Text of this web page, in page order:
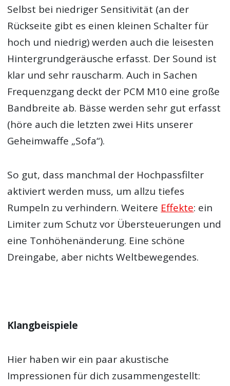
Selbst bei niedriger Sensitivität (an der
Rückseite gibt es einen kleinen Schalter für
hoch und niedrig) werden auch die leisesten
Hintergrundgeräusche erfasst. Der Sound ist
klar und sehr rauscharm. Auch in Sachen
Frequenzgang deckt der PCM M10 eine große
Bandbreite ab. Bässe werden sehr gut erfasst
(höre auch die letzten zwei Hits unserer
Geheimwaffe „Sofa“).
So gut, dass manchmal der Hochpassfilter
aktiviert werden muss, um allzu tiefes
Rumpeln zu verhindern. Weitere Effekte: ein
Limiter zum Schutz vor Übersteuerungen und
eine Tonhöhenänderung. Eine schöne
Dreingabe, aber nichts Weltbewegendes.
Klangbeispiele
Hier haben wir ein paar akustische
Impressionen für dich zusammengestellt: